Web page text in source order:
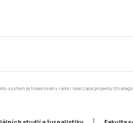
systém je financován v rámci realizace projektu